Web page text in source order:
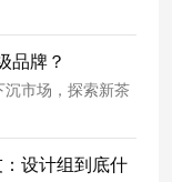
品牌？
沉市场，探索新茶
设计组到底什